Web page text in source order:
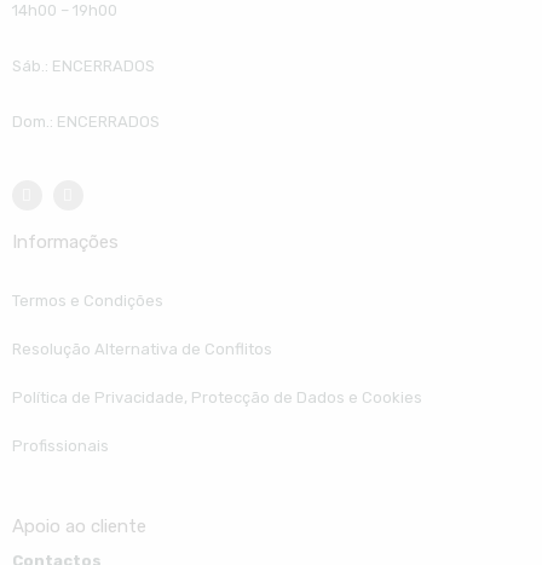
14h00 – 19h00
Sáb.: ENCERRADOS
Dom.: ENCERRADOS
Informações
Termos e Condições
Resolução Alternativa de Conflitos
Política de Privacidade, Protecção de Dados e Cookies
Profissionais
Apoio ao cliente
Contactos